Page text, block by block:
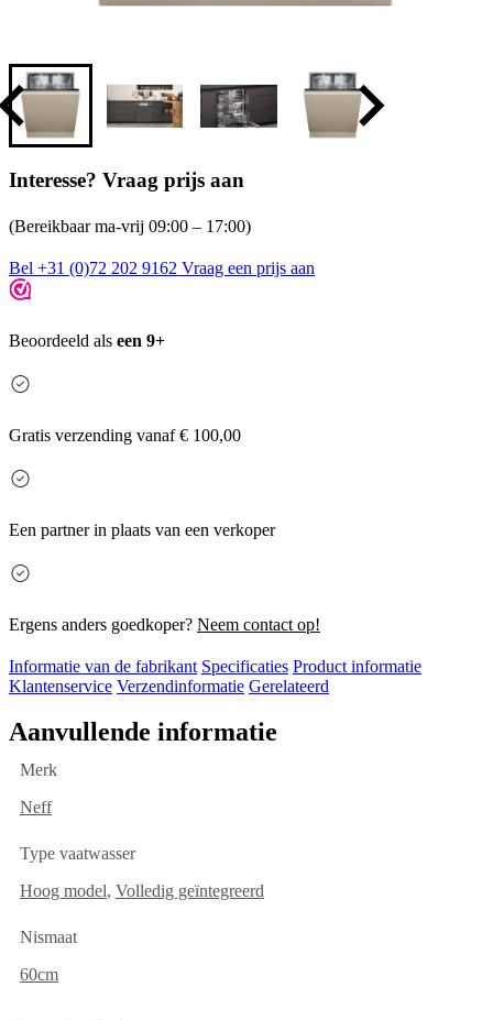
Interesse? Vraag prijs aan
(Bereikbaar ma-vrij 09:00 – 17:00)
Bel +31 (0)72 202 9162 Vraag een prijs aan
Beoordeeld als een 9+
Gratis verzending vanaf € 100,00
Een partner in plaats van een verkoper
Ergens anders goedkoper? Neem contact op!
Informatie van de fabrikant Specificaties Product informatie
Klantenservice Verzendinformatie Gerelateerd
Aanvullende informatie
Merk
Neff
Type vaatwasser
Hoog model, Volledig geïntegreerd
Nismaat
60cm